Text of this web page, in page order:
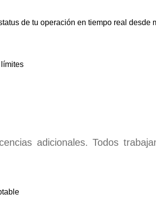
de tu operación en tiempo real desde
adicionales. Todos